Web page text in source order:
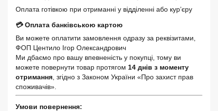
Оплата готівкою при отриманні у відділенні або кур’єру
💳 Оплата банківською картою
Ви можете оплатити замовлення одразу за реквізитами,
ФОП Центило Ігор Олександрович
Ми дбаємо про вашу впевненість у покупці, тому ви
можете повернути товар протягом 14 днів з моменту
отримання , згідно з Законом України «Про захист прав
споживачів».
Умови повернення: